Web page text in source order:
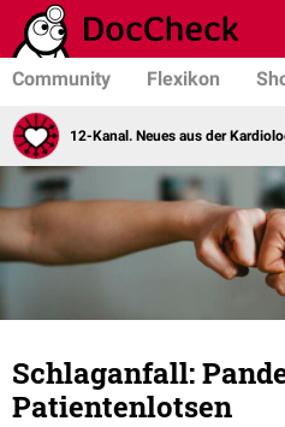
Community Flexikon
12-Kanal. Neues aus der
Schlaganfall:
Patientenlotsen